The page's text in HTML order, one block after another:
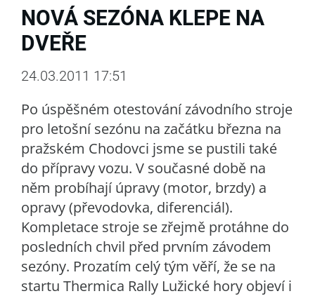
NOVÁ SEZÓNA KLEPE NA
DVEŘE
24.03.2011 17:51
Po úspěšném otestování závodního stroje
pro letošní sezónu na začátku března na
pražském Chodovci jsme se pustili také
do přípravy vozu. V současné době na
něm probíhají úpravy (motor, brzdy) a
opravy (převodovka, diferenciál).
Kompletace stroje se zřejmě protáhne do
posledních chvil před prvním závodem
sezóny. Prozatím celý tým věří, že se na
startu Thermica Rally Lužické hory objeví i